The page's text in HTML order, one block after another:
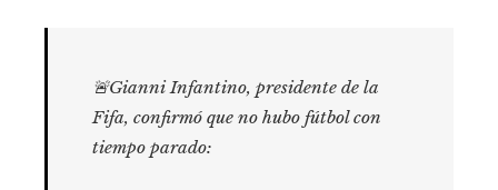
🚨Gianni Infantino, presidente de la
Fifa, confirmó que no hubo fútbol con
tiempo parado: